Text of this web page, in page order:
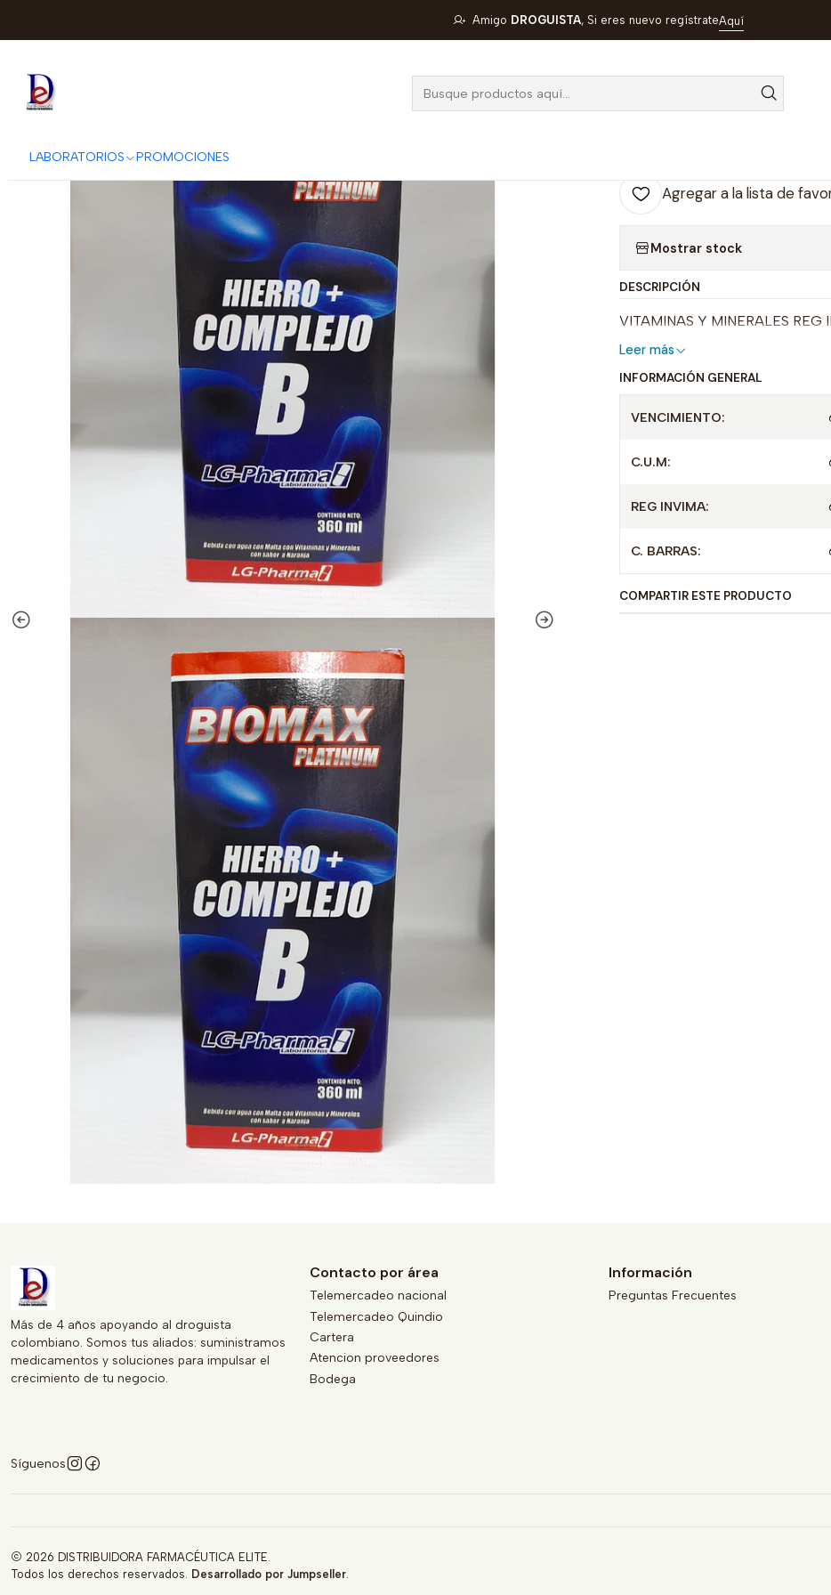
LABORATORIOS PROMOCIONES
Amigo DROGUISTA, Si eres nuevo regístrateAquí
BIOMAX PLATINUM JBE X 360 ML - VITAMINAS Y MINERALES-LG-
BIOMAX
VITAMINAS Y
Agregar a la lista de
Mostrar stock
DESCRIPCIÓN
VITAMINAS Y MINERALES
Leer más
INFORMACIÓN GENERAL
VENCIMIENTO:
C.U.M:
REG INVIMA:
C. BARRAS:
COMPARTIR ESTE PRODUCTO
Más de 4 años apoyando al droguista
colombiano. Somos tus aliados: suministramos
medicamentos y soluciones para impulsar el
crecimiento de tu negocio.
Síguenos
Contacto por área
Telemercadeo nacional
Telemercadeo Quindio
Cartera
Atencion proveedores
Bodega
Información
Preguntas Frecuentes
2026 DISTRIBUIDORA FARMACÉUTICA ELITE.
Todos los derechos reservados. Desarrollado por Jumpseller.